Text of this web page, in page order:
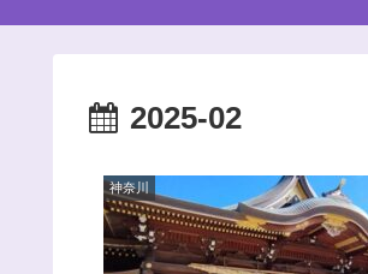
2025-02
神奈川